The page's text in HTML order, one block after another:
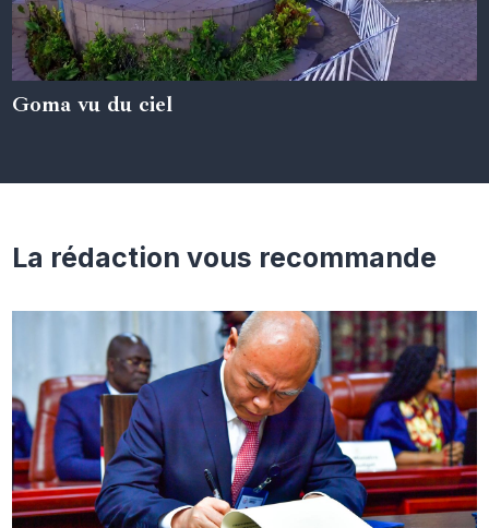
05 juin 2024
Goma vu du ciel
La rédaction vous recommande